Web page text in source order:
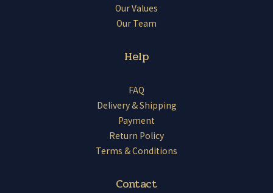
Our Values
Our Team
Help
FAQ
Delivery & Shipping
Payment
Return Policy
Terms & Conditions
Contact